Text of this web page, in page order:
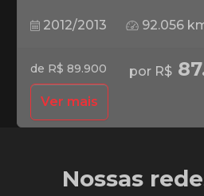
2012/2013 92.056
de R$ 89.900 por R$
Ver mais
Nossas